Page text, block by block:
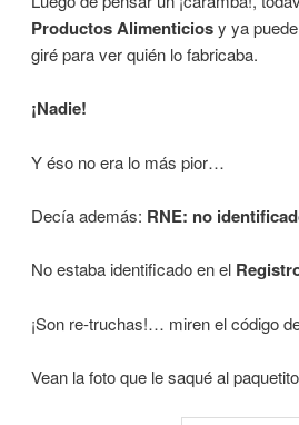
Productos Alimenticiosy ya
giré para ver quién lo fabricaba.
¡Nadie!
Y éso no era lo más pior…
Decía además: RNE: no
No estaba identificado en el
¡Son re-truchas!… miren el código
Vean la foto que le saqué al